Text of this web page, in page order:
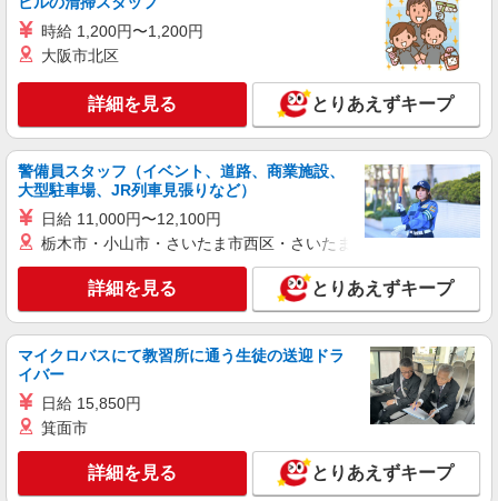
派遣社員
株式会社テクノ・サービス/お仕事No/0824683
時給1100円交通費全額支給
熊本県熊本市南区 ＊車・バイク通勤OK
キープ 詳細を見る
パート
アベイル 十禅寺店
時給1,300円
十禅寺店／熊本県熊本市南区十禅寺4丁目2-50
キープ 詳細を見る
時給 1,200円〜1,200円
大阪市北区
詳細を見る とりあえずキープ
警備員スタッフ（イベント、道路、商業施設、
大型駐車場、JR列車見張りなど）
日給 11,000円〜12,100円
栃木市・小山市・さいたま市西区・さいたま市岩槻区・久喜市・
詳細を見る とりあえずキープ
マイクロバスにて教習所に通う生徒の送迎ドラ
イバー
日給 15,850円
箕面市
詳細を見る とりあえずキープ